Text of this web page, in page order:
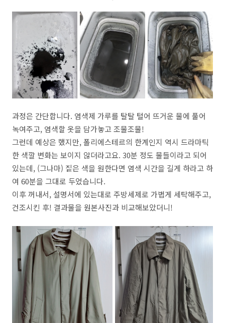
과정은 간단합니다. 염색제 가루를 탈탈 털어 뜨거운 물에 풀어
녹여주고, 염색할 옷을 담가놓고 조물조물!
그런데 예상은 했지만, 폴리에스테르의 한계인지 역시 드라마틱
한 색깔 변화는 보이지 않더라고요. 30분 정도 물들이라고 되어
있는데, (그나마) 짙은 색을 원한다면 염색 시간을 길게 하라고 하
여 60분을 그대로 두었습니다.
이후 꺼내서, 설명서에 있는대로 주방세제로 가볍게 세탁해주고,
건조시킨 후! 결과물을 원본사진과 비교해보았더니!